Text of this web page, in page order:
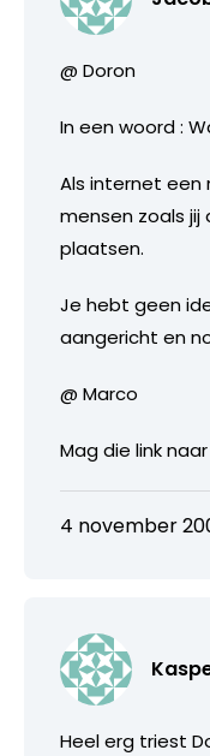
@ Doron
In een woord :
Als internet
mensen zoals jij
plaatsen.
Je hebt geen
aangericht en
@ Marco
Mag die link
4 november
Heel erg triest